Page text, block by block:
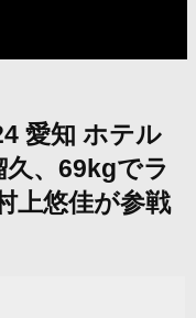
愛知 ホテル
久、69kgでラ
上悠佳が参戦